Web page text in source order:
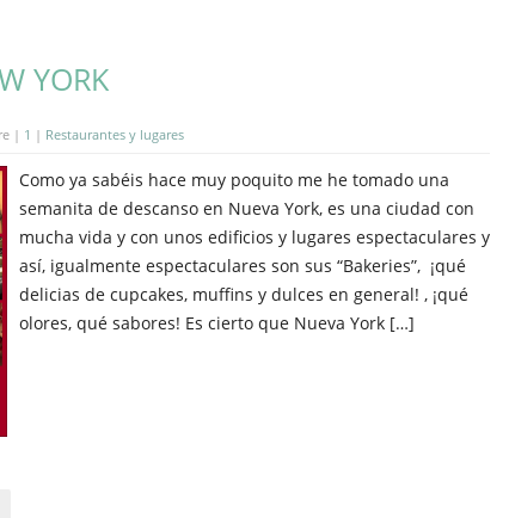
YORK
| 1 | Restaurantes y lugares
Como ya sabéis hace muy poquito me he tomado una
semanita de descanso en Nueva York, es una ciudad con
mucha vida y con unos edificios y lugares espectaculares y
así, igualmente espectaculares son sus “Bakeries”, ¡qué
delicias de cupcakes, muffins y dulces en general! , ¡qué
olores, qué sabores! Es cierto que Nueva York […]